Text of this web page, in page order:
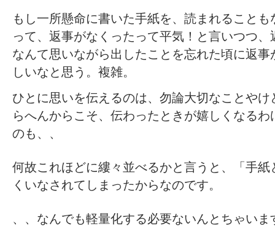
もし一所懸命に書いた手紙を、読まれること
って、返事がなくったって平気！と言いつつ
なんて思いながら出したことを忘れた頃に返事
しいなと思う。複雑。
ひとに思いを伝えるのは、勿論大切なことやけ
らへんからこそ、伝わったときが嬉しくなる
のも、、
何故これほどに縷々並べるかと言うと、「手紙
くいなされてしまったからなのです。
、、なんでも軽量化する必要ないんとちゃい